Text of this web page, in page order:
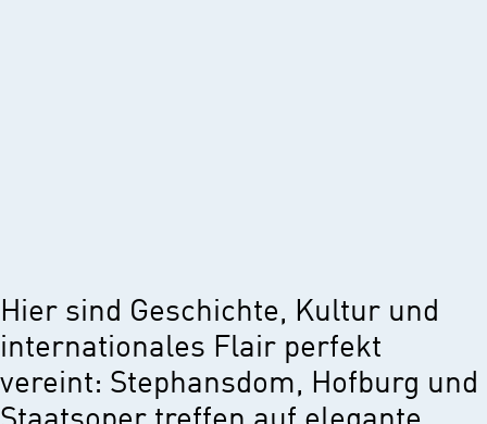
Hier sind Geschichte, Kultur und
internationales Flair perfekt
vereint: Stephansdom, Hofburg und